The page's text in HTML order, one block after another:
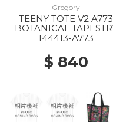
Gregory
TEENY TOTE V2 A773
BOTANICAL
144413-A773
$ 840